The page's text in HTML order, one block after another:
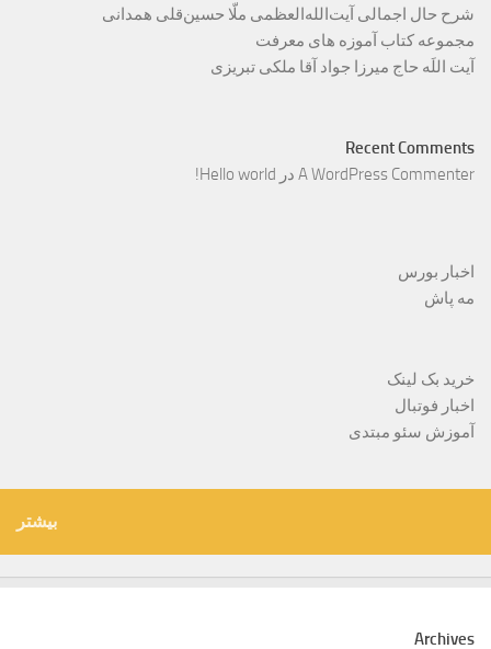
شرح حال اجمالی آیت‌الله‌العظمی ملّا حسین‌قلی همدانی
مجموعه کتاب آموزه های معرفت
آیت اللَه حاج میرزا جواد آقا ملکی تبریزی
Recent Comments
A WordPress Commenter در Hello world!
اخبار بورس
مه پاش
خرید بک لینک
اخبار فوتبال
آموزش سئو مبتدی
بیشتر
Archives